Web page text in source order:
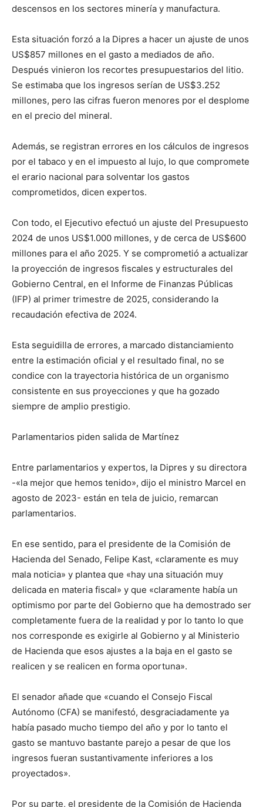
descensos en los sectores minería y manufactura.
Esta situación forzó a la Dipres a hacer un ajuste de unos
US$857 millones en el gasto a mediados de año.
Después vinieron los recortes presupuestarios del litio.
Se estimaba que los ingresos serían de US$3.252
millones, pero las cifras fueron menores por el desplome
en el precio del mineral.
Además, se registran errores en los cálculos de ingresos
por el tabaco y en el impuesto al lujo, lo que compromete
el erario nacional para solventar los gastos
comprometidos, dicen expertos.
Con todo, el Ejecutivo efectuó un ajuste del Presupuesto
2024 de unos US$1.000 millones, y de cerca de US$600
millones para el año 2025. Y se comprometió a actualizar
la proyección de ingresos fiscales y estructurales del
Gobierno Central, en el Informe de Finanzas Públicas
(IFP) al primer trimestre de 2025, considerando la
recaudación efectiva de 2024.
Esta seguidilla de errores, a marcado distanciamiento
entre la estimación oficial y el resultado final, no se
condice con la trayectoria histórica de un organismo
consistente en sus proyecciones y que ha gozado
siempre de amplio prestigio.
Parlamentarios piden salida de Martínez
Entre parlamentarios y expertos, la Dipres y su directora
-«la mejor que hemos tenido», dijo el ministro Marcel en
agosto de 2023- están en tela de juicio, remarcan
parlamentarios.
En ese sentido, para el presidente de la Comisión de
Hacienda del Senado, Felipe Kast, «claramente es muy
mala noticia» y plantea que «hay una situación muy
delicada en materia fiscal» y que «claramente había un
optimismo por parte del Gobierno que ha demostrado ser
completamente fuera de la realidad y por lo tanto lo que
nos corresponde es exigirle al Gobierno y al Ministerio
de Hacienda que esos ajustes a la baja en el gasto se
realicen y se realicen en forma oportuna».
El senador añade que «cuando el Consejo Fiscal
Autónomo (CFA) se manifestó, desgraciadamente ya
había pasado mucho tiempo del año y por lo tanto el
gasto se mantuvo bastante parejo a pesar de que los
ingresos fueran sustantivamente inferiores a los
proyectados».
Por su parte, el presidente de la Comisión de Hacienda